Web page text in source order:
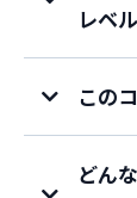
レベ
この
どん